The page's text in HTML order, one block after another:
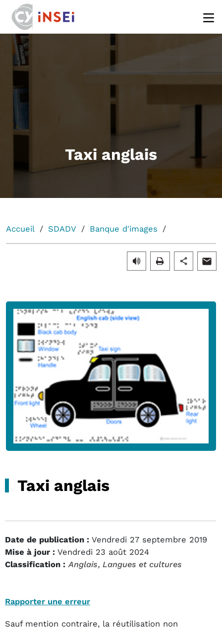
Taxi anglais
Accueil SDADV Banque d'images
Taxi anglais
Date de publication : Vendredi 27 septembre 2019
Mise à jour : Vendredi 23 août 2024
Classification : Anglais, Langues et cultures
Rapporter une erreur
Sauf mention contraire, la réutilisation non